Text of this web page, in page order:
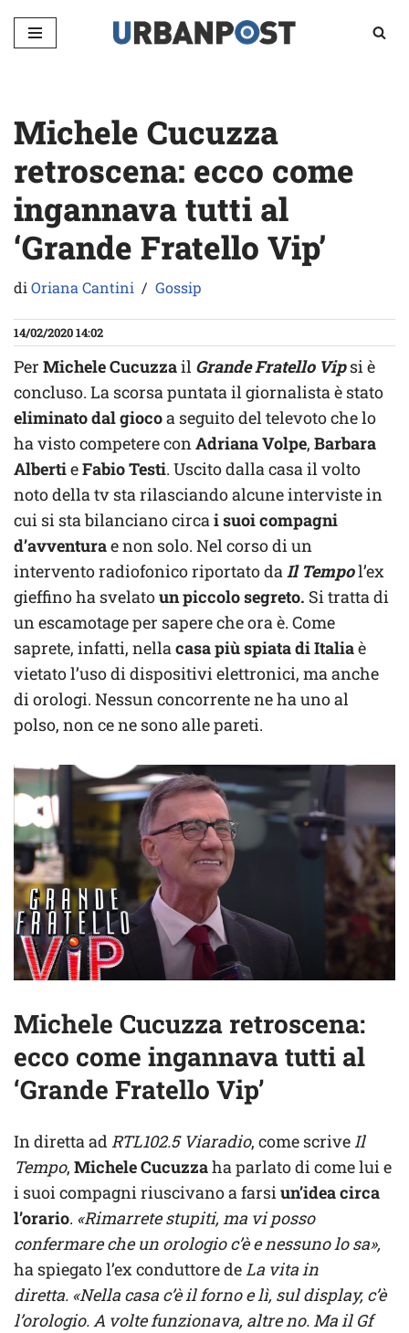
Vai
Michele Cucuzza
retroscena: ecco come
ingannava tutti al
‘Grande Fratello Vip’
diOriana Cantini Gossip
14/02/2020 14:02
Per Michele Cucuzzail Grande Fratello Vipsi è
concluso. La scorsa puntata il giornalista è stato
eliminato dal giocoa seguito del televoto che lo
ha visto competere conAdriana Volpe, Barbara
AlbertieFabio Testi. Uscito dalla casa il volto
noto della tv sta rilasciando alcune interviste in
cui si sta bilanciano circai suoi compagni
d’avventurae non solo. Nel corso di un
intervento radiofonico riportato daIl Tempol’ex
gieffino ha svelatoun piccolo segreto. Si tratta di
un escamotage per sapere che ora è. Come
saprete, infatti, nellacasa più spiata di Italiaè
vietato l’uso di dispositivi elettronici, ma anche
di orologi. Nessun concorrente ne ha uno al
polso, non ce ne sono alle pareti.
Michele Cucuzza retroscena:
ecco come ingannava tutti al
‘Grande Fratello Vip’
In diretta ad RTL102.5 Viaradio, come scrive Il
Tempo, Michele Cucuzzaha parlato di come lui e
i suoi compagni riuscivano a farsi un’idea circa
l’orario. «Rimarrete stupiti, ma vi posso
confermare che un orologio c’è e nessuno lo sa»,
ha spiegato l’ex conduttore de La vita in
diretta. «Nella casa c’è il forno e lì, sul display, c’è
l’orologio. A volte funzionava, altre no. Ma il Gf